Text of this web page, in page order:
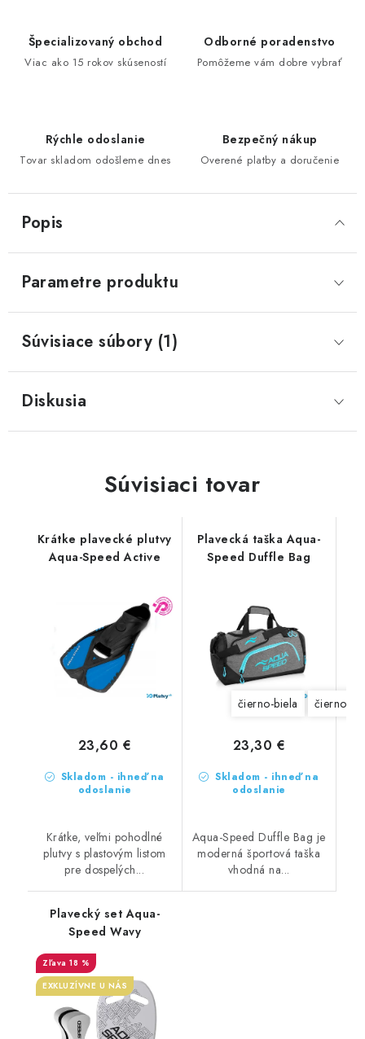
Špecializovaný obchod
Viac ako 15 rokov skúseností
Odborné poradenstvo
Pomôžeme vám dobre vybrať
Rýchle odoslanie
Tovar skladom odošleme dnes
Bezpečný nákup
Overené platby a doručenie
Popis
Parametre produktu
Súvisiace súbory (1)
Diskusia
Súvisiaci tovar
Krátke plavecké plutvy
Aqua-Speed Active
Skladom - ihneď na
odoslanie
23,60 €
Krátke, veľmi pohodlné
plutvy s plastovým listom
pre dospelých...
Plavecká taška Aqua-
Speed Duffle Bag
čierno-biela čierno-
Skladom - ihneď na
odoslanie
23,30 €
Aqua-Speed Duffle Bag je
moderná športová taška
vhodná na...
Plavecký set Aqua-
Speed Wavy
18 %
EXKLUZÍVNE U NÁS